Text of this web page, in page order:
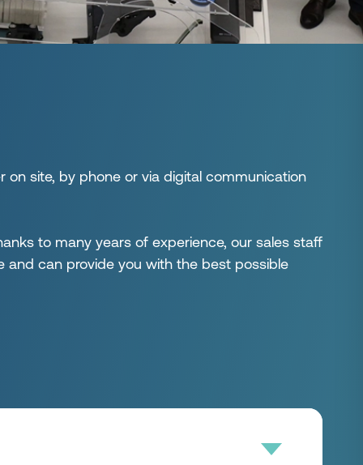
on site, by phone or via digital communication
to many years of experience, our sales staff
can provide you with the best possible